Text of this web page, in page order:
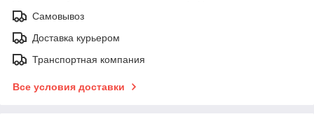
Самовывоз
Доставка курьером
Транспортная компания
Все условия доставки